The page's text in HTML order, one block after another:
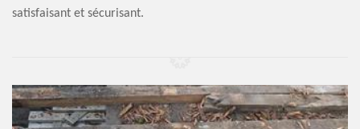
satisfaisant et sécurisant.